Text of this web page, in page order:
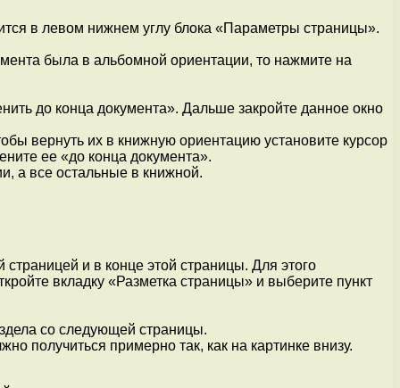
в левом нижнем углу блока «Параметры страницы».
была в альбомной ориентации, то нажмите на
до конца документа». Дальше закройте данное окно
вернуть их в книжную ориентацию установите курсор
ее «до конца документа».
а все остальные в книжной.
и в конце этой страницы. Для этого
вкладку «Разметка страницы» и выберите пункт
со следующей страницы.
получиться примерно так, как на картинке внизу.